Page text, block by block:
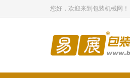
您好，欢迎来到包装机械网！